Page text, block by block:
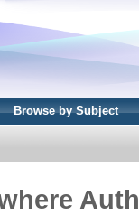
Browse by Subject